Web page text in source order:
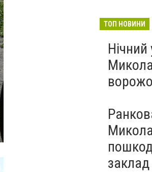
ТОП НОВИНИ
заклад